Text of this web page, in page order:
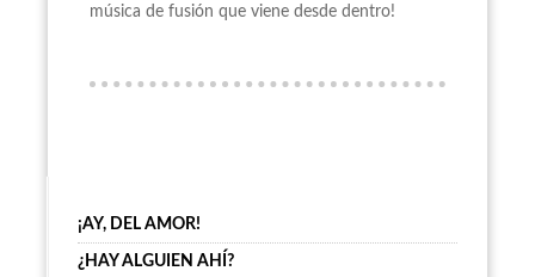
música de fusión que viene desde dentro!
¡AY, DEL AMOR!
¿HAY ALGUIEN AHÍ?